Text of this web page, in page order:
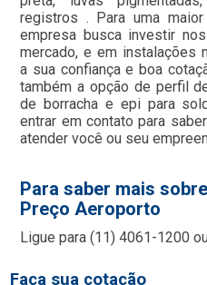
registros . Para uma
empresa busca investir
mercado, e em instalações
a sua confiança e boa
também a opção de perfil
de borracha e epi para
entrar em contato para
atender você ou seu
Para saber mais
Preço Aeroporto
Ligue para(11) 4061-1200
Faça sua cotação